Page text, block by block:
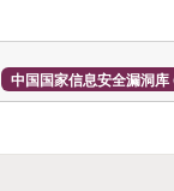
中国国家信息安全漏洞